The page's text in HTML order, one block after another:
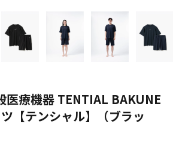
医療機器 TENTIAL BAKUNE
【テンシャル】（ブラッ